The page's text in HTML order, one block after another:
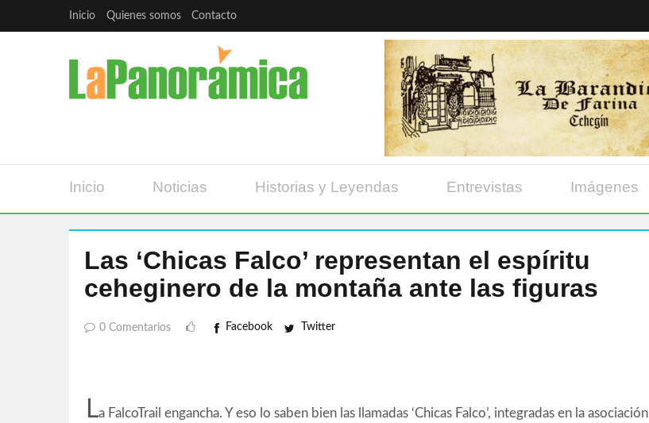
Inicio Quienes somos Contacto
Inicio Noticias Historias y Leyendas Entrevistas Imágenes
Las ‘Chicas Falco’ representan el espíritu
ceheginero de la montaña ante las figuras
0 Comentarios Facebook Twitter
La FalcoTrail engancha. Y eso lo saben bien las llamadas ‘Chicas Falco’, integradas en la asociación